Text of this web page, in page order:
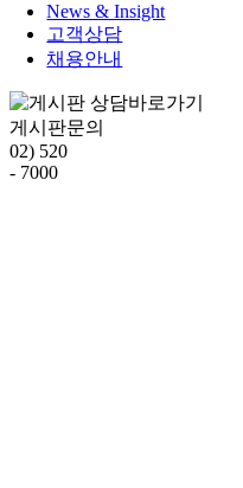
News & Insight
고객상담
채용안내
게시판문의
02) 520
- 7000